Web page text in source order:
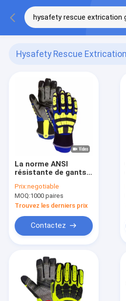
Hysafety Rescue
La norme ANSI
résistante de gants
délivrance de
Hysafety A COUPÉ DE
NIVEAU A8
Prix:negotiable
MOQ:1000 paires
Trouvez les derniers prix
Contactez